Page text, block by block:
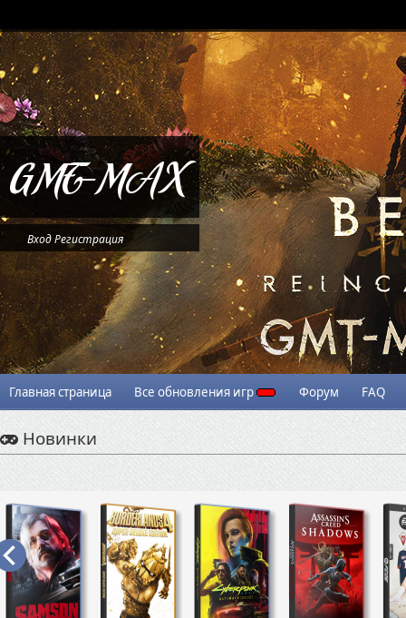
ВходРегистрация
Главная страница Все обновления игр Форум FAQ
Новинки